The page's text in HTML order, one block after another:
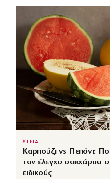
ΥΓΕΙΑ
Καρπούζι vs Πεπόνι:
τον έλεγχο σακχάρου
ειδικούς